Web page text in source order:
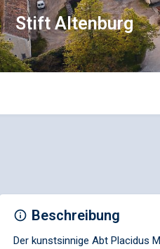
Stift Altenburg
Beschreibung
Der kunstsinnige Abt Placidus